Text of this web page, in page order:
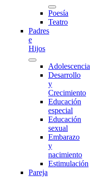
Poesía
Teatro
Padres
e
Hijos
Adolescencia
Desarrollo
y
Crecimiento
Educación
especial
Educación
sexual
Embarazo
y
nacimiento
Estimulación
Pareja